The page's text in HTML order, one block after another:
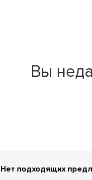
Вы
Нет подходящих